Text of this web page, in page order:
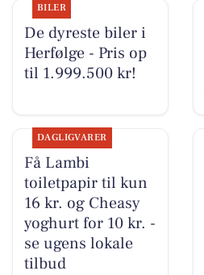
BILER
De dyreste biler i
Herfølge - Pris op
til 1.999.500 kr!
DAGLIGVARER
Få Lambi
toiletpapir til kun
16 kr. og Cheasy
yoghurt for 10 kr. -
se ugens lokale
tilbud